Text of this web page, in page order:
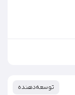
توسعه‌دهنده